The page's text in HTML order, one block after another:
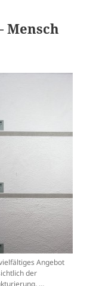
Mensch
Angebot
der
…